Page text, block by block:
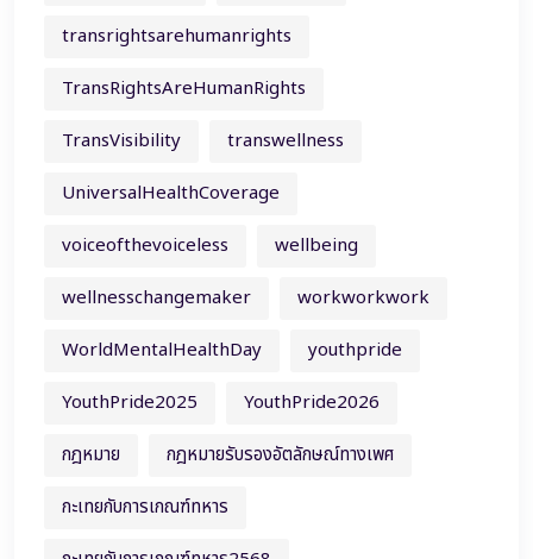
transrightsarehumanrights
TransRightsAreHumanRights
TransVisibility
transwellness
UniversalHealthCoverage
voiceofthevoiceless
wellbeing
wellnesschangemaker
workworkwork
WorldMentalHealthDay
youthpride
YouthPride2025
YouthPride2026
กฎหมาย
กฎหมายรับรองอัตลักษณ์ทางเพศ
กะเทยกับการเกณฑ์ทหาร